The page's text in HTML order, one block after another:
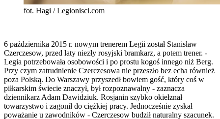
fot. Hagi / Legionisci.com
6 października 2015 r. nowym trenerem Legii został Stanisław
Czerczesow, przed laty niezły rosyjski bramkarz, a potem trener. -
Legia potrzebowała osobowości i po prostu kogoś innego niż Berg.
Przy czym zatrudnienie Czerczesowa nie przeszło bez echa również
poza Polską. Do Warszawy przyszedł bowiem gość, który coś w
piłkarskim świecie znaczył, był rozpoznawalny - zaznacza
dziennikarz Adam Dawidziuk. Rosjanin szybko okiełznał
towarzystwo i zagonił do ciężkiej pracy. Jednocześnie zyskał
poważanie u zawodników - Czerczesow budził naturalny szacunek.